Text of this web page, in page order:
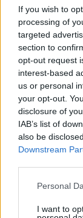
If you wish to
processing of
targeted
section to
opt-out request
interest-based
us or personal
your opt-out.
disclosure of
IAB’s list of
also be
Downstream
Please note
not limited to
Personal
I want to
elkerülésében
MAGYAR ÉPÍTŐK
Aktuális